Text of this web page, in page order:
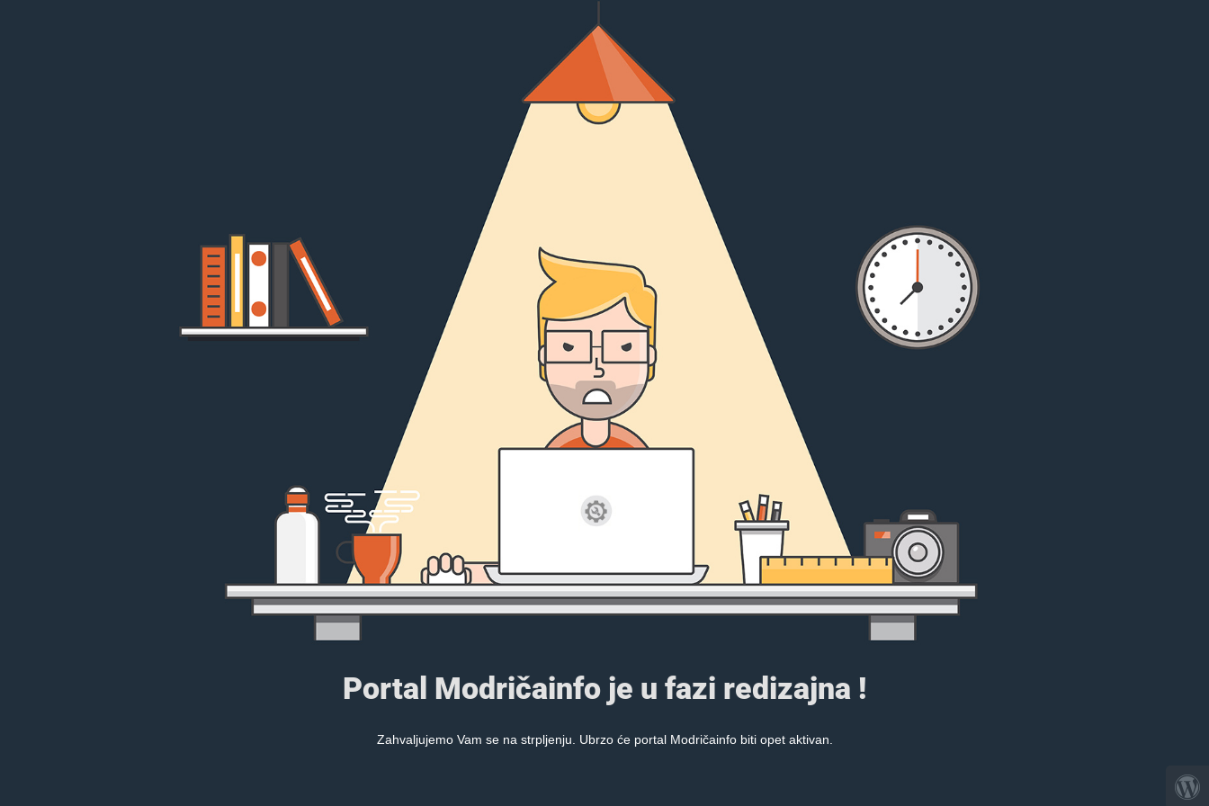
Portal Modričainfo je u fazi redizajna !
Zahvaljujemo Vam se na strpljenju. Ubrzo će portal Modričainfo biti opet aktivan.